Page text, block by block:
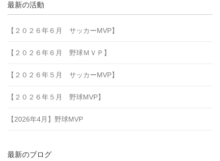
最新の活動
【２０２６年６月 サッカーMVP】
【２０２６年６月 野球ＭＶＰ】
【２０２６年５月 サッカーMVP】
【２０２６年５月 野球MVP】
【2026年4月】野球MVP
最新のブログ